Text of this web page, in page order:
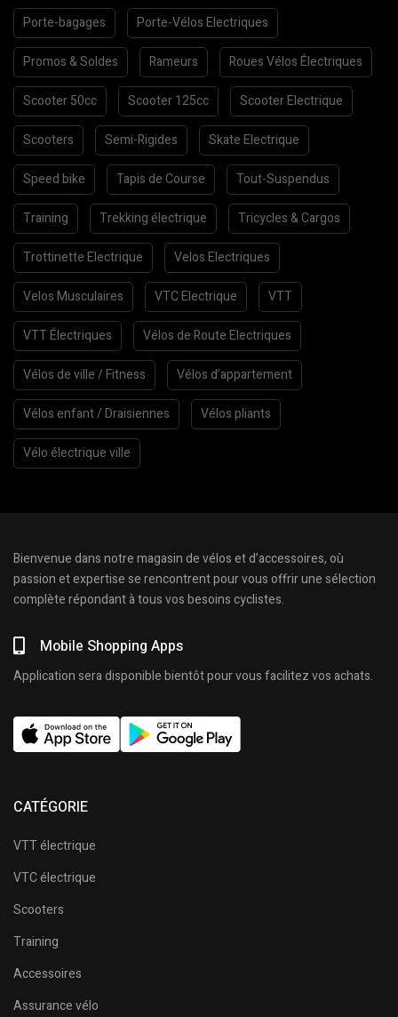
Porte-bagages Porte-Vélos Electriques
Promos & Soldes Rameurs Roues Vélos Électriques
Scooter 50cc Scooter 125cc Scooter Electrique
Scooters Semi-Rigides Skate Electrique
Speed bike Tapis de Course Tout-Suspendus
Training Trekking électrique Tricycles & Cargos
Trottinette Electrique Velos Electriques
Velos Musculaires VTC Electrique VTT
VTT Électriques Vélos de Route Electriques
Vélos de ville / Fitness Vélos d’appartement
Vélos enfant / Draisiennes Vélos pliants
Vélo électrique ville
Bienvenue dans notre magasin de vélos et d’accessoires, où
passion et expertise se rencontrent pour vous offrir une sélection
complète répondant à tous vos besoins cyclistes.
Mobile Shopping Apps
Application sera disponible bientôt pour vous facilitez vos achats.
CATÉGORIE
VTT électrique
VTC électrique
Scooters
Training
Accessoires
Assurance vélo